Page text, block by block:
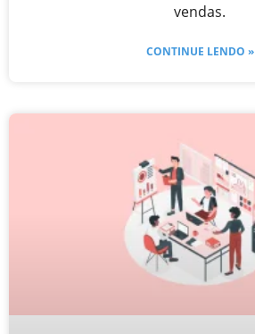
vendas.
CONTINUE LENDO »